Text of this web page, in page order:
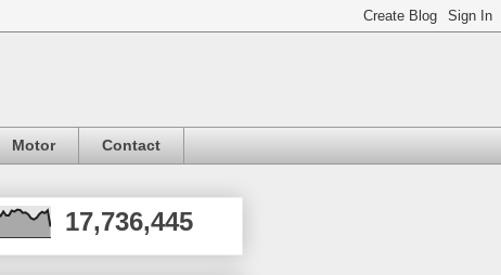
Motor Contact
17,736,445